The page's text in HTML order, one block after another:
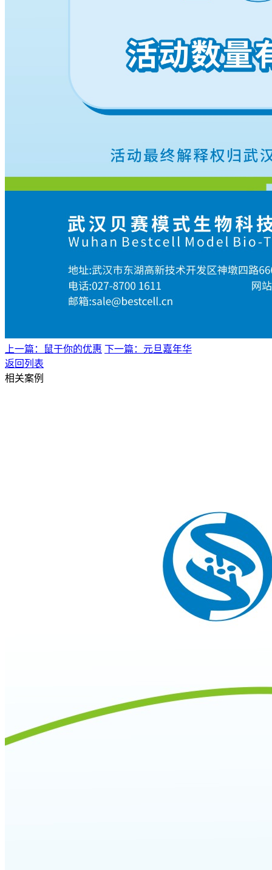
上一篇：鼠于你的优惠 下一篇：元旦嘉年华
返回列表
相关案例